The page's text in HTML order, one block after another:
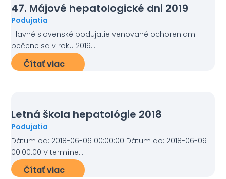
47. Májové hepatologické dni 2019
Podujatia
Hlavné slovenské podujatie venované ochoreniam
pečene sa v roku 2019...
Čítať viac
Letná škola hepatológie 2018
Podujatia
Dátum od: 2018-06-06 00:00:00 Dátum do: 2018-06-09
00:00:00 V termíne...
Čítať viac